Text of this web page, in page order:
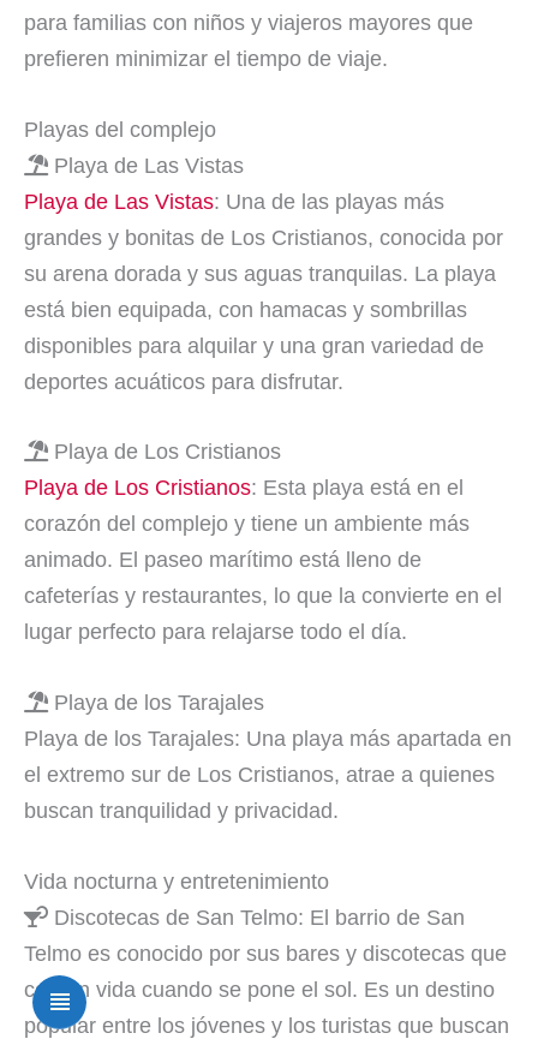
para familias con niños y viajeros mayores que
prefieren minimizar el tiempo de viaje.
Playas del complejo
Playa de Las Vistas
Playa de Las Vistas: Una de las playas más
grandes y bonitas de Los Cristianos, conocida por
su arena dorada y sus aguas tranquilas. La playa
está bien equipada, con hamacas y sombrillas
disponibles para alquilar y una gran variedad de
deportes acuáticos para disfrutar.
Playa de Los Cristianos
Playa de Los Cristianos: Esta playa está en el
corazón del complejo y tiene un ambiente más
animado. El paseo marítimo está lleno de
cafeterías y restaurantes, lo que la convierte en el
lugar perfecto para relajarse todo el día.
Playa de los Tarajales
Playa de los Tarajales: Una playa más apartada en
el extremo sur de Los Cristianos, atrae a quienes
buscan tranquilidad y privacidad.
Vida nocturna y entretenimiento
Discotecas de San Telmo: El barrio de San
Telmo es conocido por sus bares y discotecas que
cobran vida cuando se pone el sol. Es un destino
popular entre los jóvenes y los turistas que buscan